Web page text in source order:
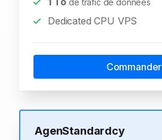
de trafic de données
Dedicated CPU VPS
Commander
AgenStandardcy